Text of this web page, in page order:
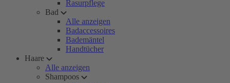
Rasurpflege
Bad
Alle anzeigen
Badaccessoires
Bademäntel
Handtücher
Haare
Alle anzeigen
Shampoos